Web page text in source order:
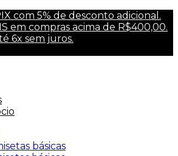
com 5% de desconto adicional.
em compras acima de R$400,00.
6x sem juros.
básicas